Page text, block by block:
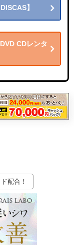
】
CDレンタ
配合！